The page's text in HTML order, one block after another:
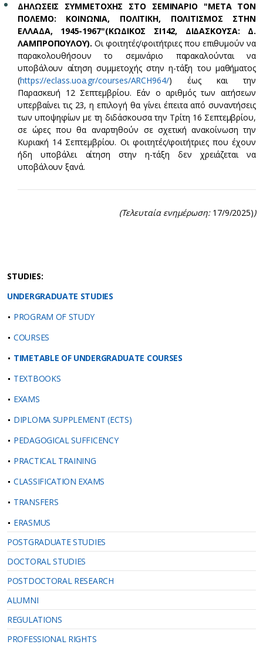
ΔΗΛΩΣΕΙΣ ΣΥΜΜΕΤΟΧΗΣ ΣΤΟ ΣΕΜΙΝΑΡΙΟ "ΜΕΤΑ ΤΟΝ
ΠΟΛΕΜΟ: ΚΟΙΝΩΝΙΑ, ΠΟΛΙΤΙΚΗ, ΠΟΛΙΤΙΣΜΟΣ ΣΤΗΝ
ΕΛΛΑΔΑ, 1945-1967"(ΚΩΔΙΚΟΣ ΣΙ142, ΔΙΔΑΣΚΟΥΣΑ: Δ.
ΛΑΜΠΡΟΠΟΥΛΟΥ). Οι φοιτητές/φοιτήτριες που επιθυμούν να
παρακολουθήσουν το σεμινάριο παρακαλούνται να
υποβάλουν αίτηση συμμετοχής στην η-τάξη του μαθήματος
(https://eclass.uoa.gr/courses/ARCH964/) έως και την
Παρασκευή 12 Σεπτεμβρίου. Εάν ο αριθμός των αιτήσεων
υπερβαίνει τις 23, η επιλογή θα γίνει έπειτα από συναντήσεις
των υποψηφίων με τη διδάσκουσα την Τρίτη 16 Σεπτεμβρίου,
σε ώρες που θα αναρτηθούν σε σχετική ανακοίνωση την
Κυριακή 14 Σεπτεμβρίου. Οι φοιτητές/φοιτήτριες που έχουν
ήδη υποβάλει αίτηση στην η-τάξη δεν χρειάζεται να
υποβάλουν ξανά.
(Τελευταία ενημέρωση: 17/9/2025))
STUDIES:
UNDERGRADUATE STUDIES
PROGRAM OF STUDY
COURSES
TIMETABLE OF UNDERGRADUATE COURSES
TEXTBOOKS
EXAMS
DIPLOMA SUPPLEMENT (ΕCTS)
PEDAGOGICAL SUFFICENCY
PRACTICAL TRAINING
CLASSIFICATION EXAMS
TRANSFERS
ERASMUS
POSTGRADUATE STUDIES
DOCTORAL STUDIES
POSTDOCTORAL RESEARCH
ALUMNI
REGULATIONS
PROFESSIONAL RIGHTS